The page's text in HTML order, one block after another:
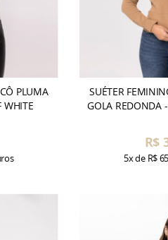
PLUMA
WHITE
SUÉTER
GOLA REDONDA
R$
5xde R$